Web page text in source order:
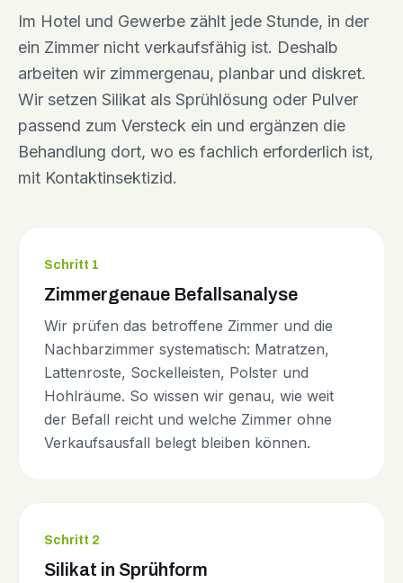
Im Hotel und Gewerbe zählt jede Stunde, in der
ein Zimmer nicht verkaufsfähig ist. Deshalb
arbeiten wir zimmergenau, planbar und diskret.
Wir setzen Silikat als Sprühlösung oder Pulver
passend zum Versteck ein und ergänzen die
Behandlung dort, wo es fachlich erforderlich ist,
mit Kontaktinsektizid.
Schritt 1
Zimmergenaue Befallsanalyse
Wir prüfen das betroffene Zimmer und die
Nachbarzimmer systematisch: Matratzen,
Lattenroste, Sockelleisten, Polster und
Hohlräume. So wissen wir genau, wie weit
der Befall reicht und welche Zimmer ohne
Verkaufsausfall belegt bleiben können.
Schritt 2
Silikat in Sprühform